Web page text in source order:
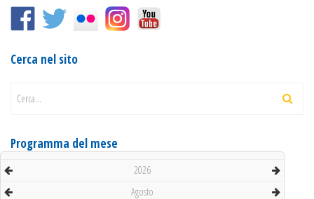
Cerca nel sito
Cerca...
Programma del mese
2026
Agosto